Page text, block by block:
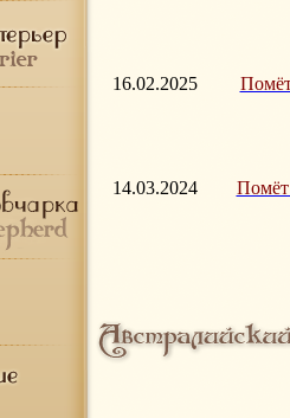
16.02.2025
14.03.2024